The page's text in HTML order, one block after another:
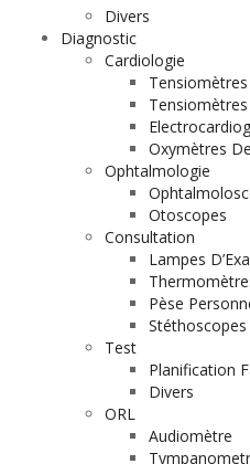
Divers
Diagnostic
Cardiologie
Oxymètres
Ophtalmologie
Otoscopes
Consultation
Lampes
Pèse
Stéthoscopes
Test
Planification
Divers
ORL
Audiomètre